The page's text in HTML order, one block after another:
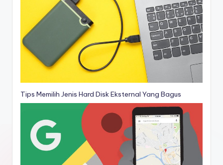
Tips Memilih Jenis Hard Disk Eksternal Yang Bagus